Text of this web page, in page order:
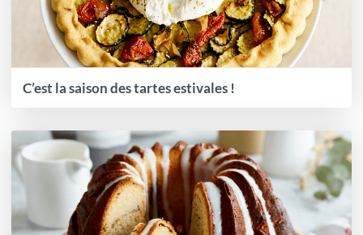
C’est la saison des tartes estivales !